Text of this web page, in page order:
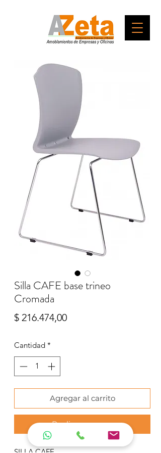
Silla CAFE base trineo
Cromada
$ 216.474,00Precio
Cantidad *
Agregar al carrito
Realizar compra